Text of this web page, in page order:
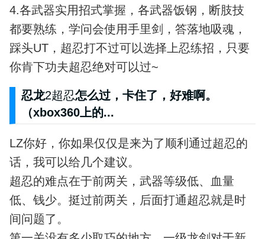
4.各武器实用招式掌握，各武器饭钢，断肢技
都要熟练，学问会使用手里剑，答落地吸魂，
踩头UT，超忍打不过可以选择上忍练招，只要
你肯下功夫超忍绝对可以过~
忍龙2超忍怎么过，卡住了，好难啊。
（xbox360上的...
LZ你好，你如果仅仅是来为了顺利通过超忍的
话，我可以给几个建议。
超忍的难点在于前两关，武器等级低、血量
低、钱少。挺过前两关，后面打通超忍就是时
间问题了。